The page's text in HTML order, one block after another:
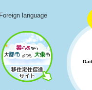
Foreign language